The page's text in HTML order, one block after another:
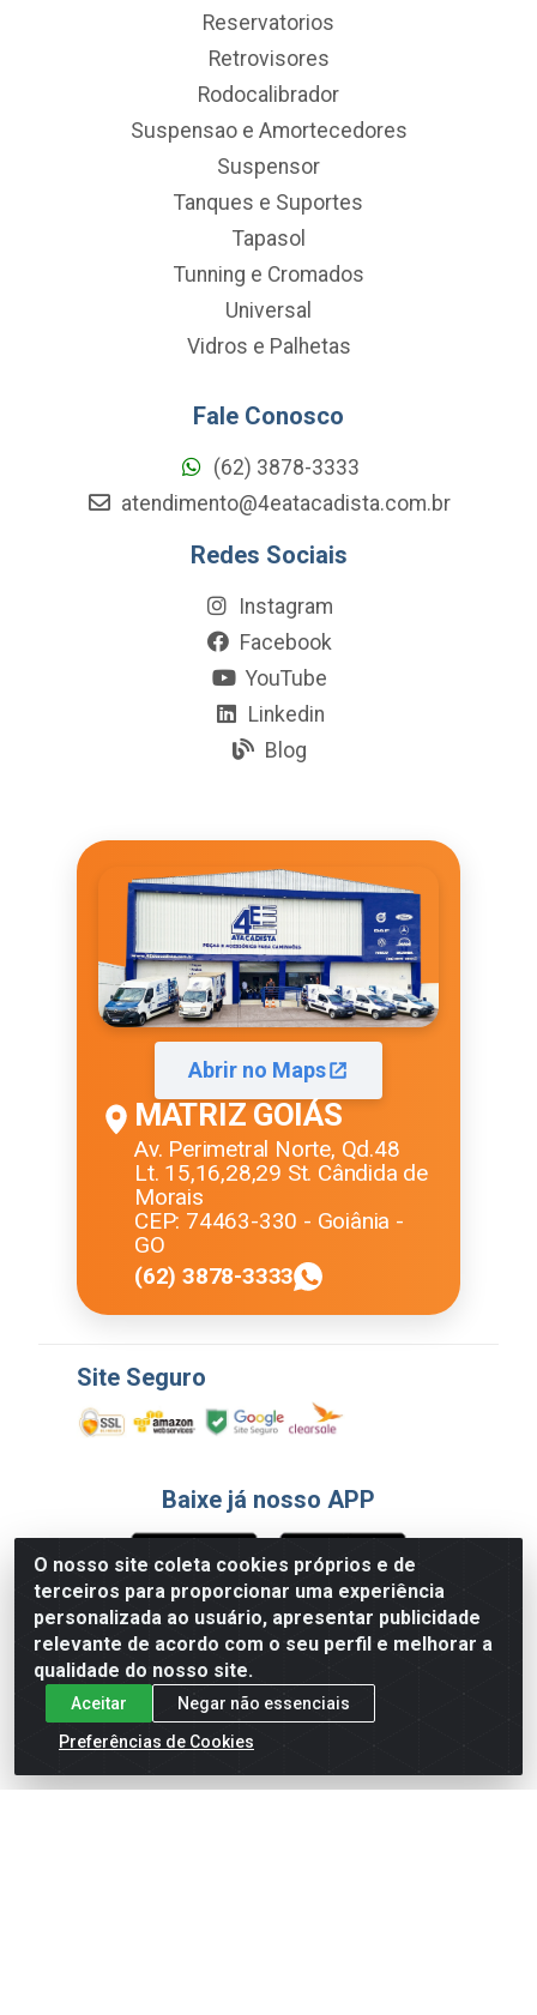
O nosso site coleta cookies próprios e de
terceiros para proporcionar uma experiência
personalizada ao usuário, apresentar publicidade
relevante de acordo com o seu perfil e melhorar a
qualidade do nosso site.
Aceitar
Negar não essenciais
Preferências de Cookies
Reservatorios
Retrovisores
Rodocalibrador
Suspensao e Amortecedores
Suspensor
Tanques e Suportes
Tapasol
Tunning e Cromados
Universal
Vidros e Palhetas
Fale Conosco
(62) 3878-3333
atendimento@4eatacadista.com.br
Redes Sociais
Instagram
Facebook
YouTube
Linkedin
Blog
Abrir no Maps
MATRIZ GOIÁS
Av. Perimetral Norte, Qd.48
Lt. 15,16,28,29 St. Cândida de
Morais
CEP: 74463-330 - Goiânia -
GO
(62) 3878-3333
Site Seguro
Baixe já nosso APP
Formas de Pagamento